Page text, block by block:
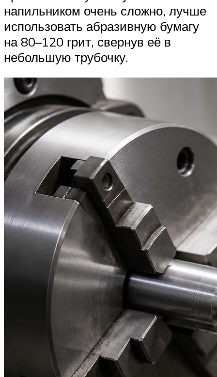
напильником очень сложно, лучше
использовать абразивную бумагу
на 80–120 грит, свернув её в
небольшую трубочку.